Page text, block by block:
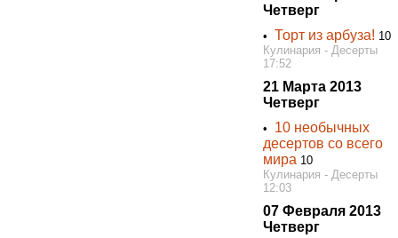
Четверг
• Торт из арбуза! 10
Кулинария - Десерты
17:52
21 Марта 2013
Четверг
• 10 необычных
десертов со всего
мира 10
Кулинария - Десерты
12:03
07 Февраля 2013
Четверг